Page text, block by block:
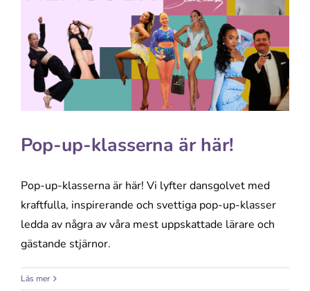
Pop-up-klasserna är här!
Pop-up-klasserna är här! Vi lyfter dansgolvet med
kraftfulla, inspirerande och svettiga pop-up-klasser
ledda av några av våra mest uppskattade lärare och
gästande stjärnor.
Läs mer